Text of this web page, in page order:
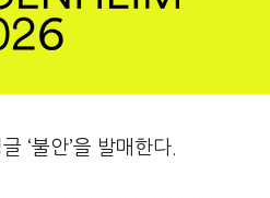
‘불안’을 발매한다.